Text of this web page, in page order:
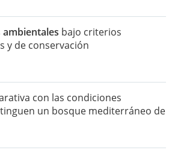
ambientales bajo criterios
y de conservación
con las condiciones
un bosque mediterráneo de